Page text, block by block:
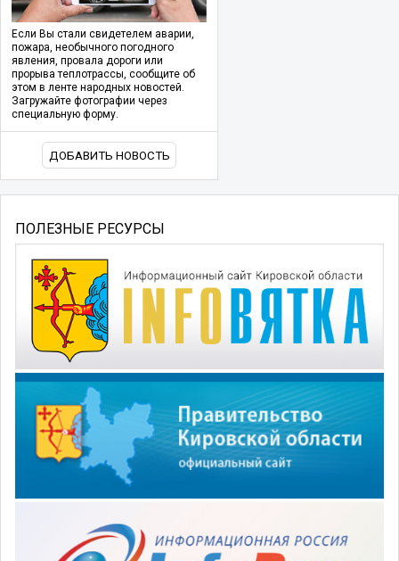
Если Вы стали свидетелем аварии,
пожара, необычного погодного
явления, провала дороги или
прорыва теплотрассы, сообщите об
этом в ленте народных новостей.
Загружайте фотографии через
специальную форму.
ДОБАВИТЬ НОВОСТЬ
ПОЛЕЗНЫЕ РЕСУРСЫ